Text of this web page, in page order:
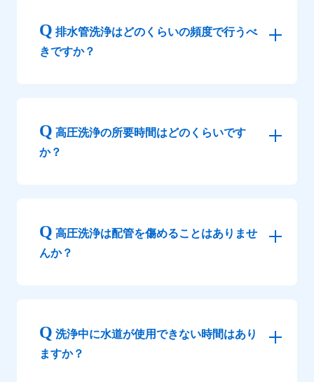
排水管洗浄はどのくらいの頻度で行うべ
きですか？
高圧洗浄の所要時間はどのくらいです
か？
高圧洗浄は配管を傷めることはありませ
んか？
洗浄中に水道が使用できない時間はあり
ますか？